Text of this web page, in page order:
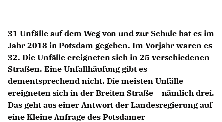
31 Unfälle auf dem Weg von und zur Schule hat es im
Jahr 2018 in Potsdam gegeben. Im Vorjahr waren es
32. Die Unfälle ereigneten sich in 25 verschiedenen
Straßen. Eine Unfallhäufung gibt es
dementsprechend nicht. Die meisten Unfälle
ereigneten sich in der Breiten Straße – nämlich drei.
Das geht aus einer Antwort der Landesregierung auf
eine Kleine Anfrage des Potsdamer